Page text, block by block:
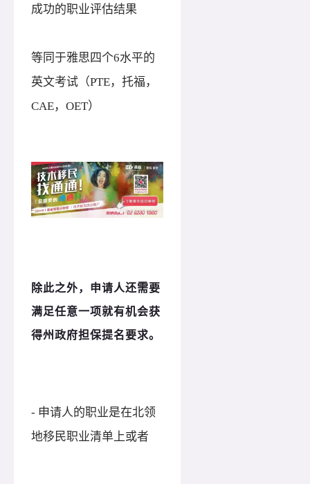
成功的职业评估结果
等同于雅思四个6水平的
英文考试（PTE，托福，
CAE，OET）
除此之外，申请人还需要
满足任意一项就有机会获
得州政府担保提名要求。
- 申请人的职业是在北领
地移民职业清单上或者